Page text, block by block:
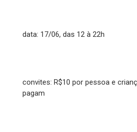
data: 17/06, das 12 à 22h
convites: R$10 por pessoa e
pagam